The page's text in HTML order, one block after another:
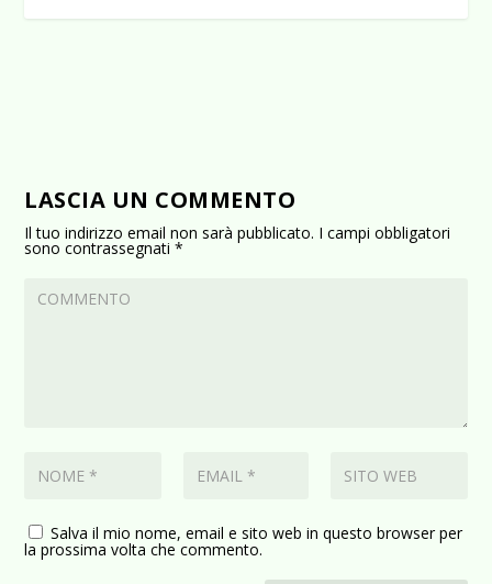
LASCIA UN COMMENTO
Il tuo indirizzo email non sarà pubblicato. I campi obbligatori
sono contrassegnati*
Salva il mio nome, email e sito web in questo browser per
la prossima volta che commento.